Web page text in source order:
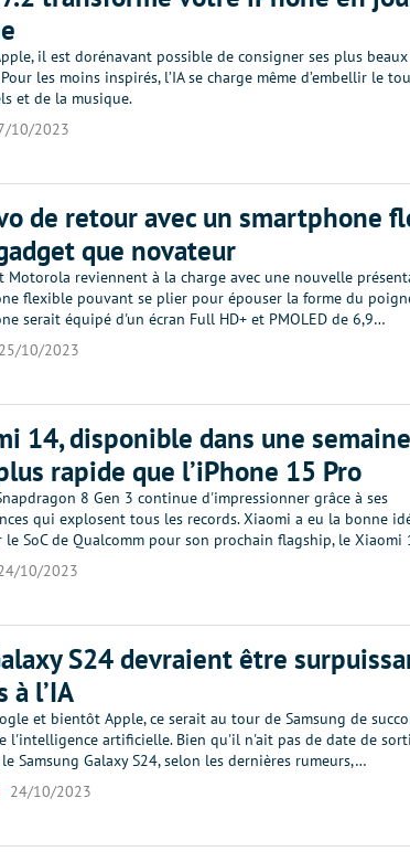
il est dorénavant possible de consigner ses plus
les moins inspirés, l’IA se charge même d’embellir le
et de la musique.
10/2023
de retour avec un smartphone
que novateur
Motorola reviennent à la charge avec une nouvelle
flexible pouvant se plier pour épouser la forme du
serait équipé d'un écran Full HD+ et PMOLED de 6,9…
25/10/2023
14, disponible dans une
rapide que l’iPhone 15 Pro
8 Gen 3 continue d'impressionner grâce à ses
qui explosent tous les records. Xiaomi a eu la bonne
le SoC de Qualcomm pour son prochain flagship, le Xiaomi
10/2023
S24 devraient être
à l’IA
et bientôt Apple, ce serait au tour de Samsung de
l'intelligence artificielle. Bien qu'il n'ait pas de date de
Samsung Galaxy S24, selon les dernières rumeurs,…
24/10/2023